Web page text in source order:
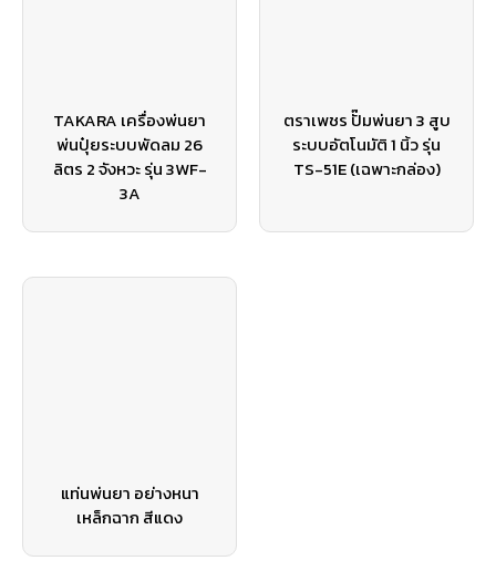
TAKARA เครื่องพ่นยา
พ่นปุ๋ยระบบพัดลม 26
ลิตร 2 จังหวะ รุ่น 3WF-
3A
ตราเพชร ปั๊มพ่นยา 3 สูบ
ระบบอัตโนมัติ 1 นิ้ว รุ่น
TS-51E (เฉพาะกล่อง)
แท่นพ่นยา อย่างหนา
เหล็กฉาก สีแดง